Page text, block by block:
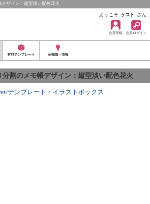
ザイン：縦型淡い配色花火
ようこそ ゲスト さん
会員登録 会員ログイン
有料テンプレート 豆知識・情報
割のメモ帳デザイン：縦型淡い配色花火
テンプレート ・ イラストボックス